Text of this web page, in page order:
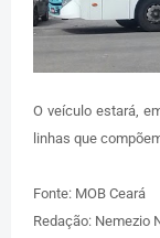
O veículo estará,
linhas que
Fonte: MOB Ceará
Redação: Nemezio